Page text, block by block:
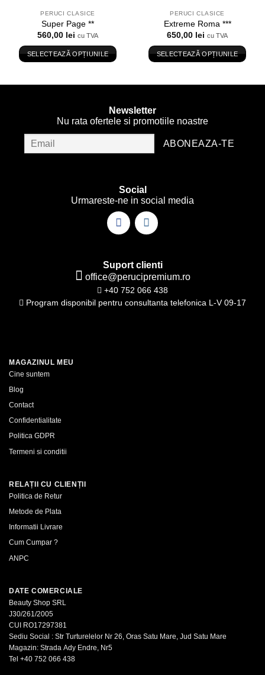
PERUCI CLASICE
Super Page **
560,00 lei cu TVA
SELECTEAZĂ OPȚIUNILE
multe
pot
pagina
produsului.
PERUCI CLASICE
Extreme Roma ***
650,00 lei cu TVA
SELECTEAZĂ OPȚIUNILE
multe
Opțiunile
Newsletter
Nu rata ofertele si promotiile noastre
Social
Urmareste-ne in social media
Suport clienti
office@perucipremium.ro
+40 752 066 438
Program disponibil pentru consultanta telefonica L-V 09-17
MAGAZINUL MEU
Cine suntem
Blog
Contact
Confidentialitate
Politica GDPR
Termeni si conditii
RELAȚII CU CLIENȚII
Politica de Retur
Metode de Plata
Informatii Livrare
Cum Cumpar ?
ANPC
DATE COMERCIALE
Beauty Shop SRL
J30/261/2005
CUI RO17297381
Sediu Social : Str Turturelelor Nr 26, Oras Satu Mare, Jud Satu Mare
Magazin: Strada Ady Endre, Nr5
Tel +40 752 066 438